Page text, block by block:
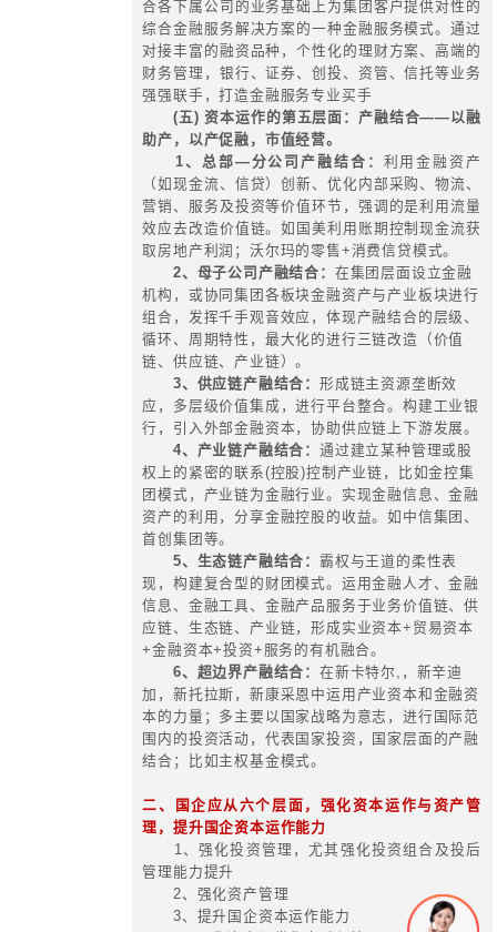
的工资政策的权衡；
9、投资在基建单位初审，投资
核的基础上，实行审计和预算两级监
监督、相互制约的投资管理控制体系
10、必要时，设立资金结算中心
集约管理，实行“季预算，月拨款”制
11、财务中心逐步形成计划资金
资本投资三足鼎立；构建预算管理系
系统、内部管理控制与外部资本控制
值评估与管理业绩评价系统等六大系
五、华彩提供的预算管控咨询服务内
1、预算管理组织体系设计
2、预算驱动因素分析
3、预算表格设计
4、预算管理与考评的流程与制度
5、预算管控信息化
专题培训
资本运作
服务内容与要点
一、资本运作的五层面
(一) 资本运作的第一层面：投资
1、把握中国新常态及未来发展脉
增长性的产业组合池，使得近期发展
在一个大的产业组合原则指导下；